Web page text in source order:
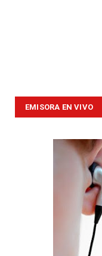
EMISORA EN VIVO